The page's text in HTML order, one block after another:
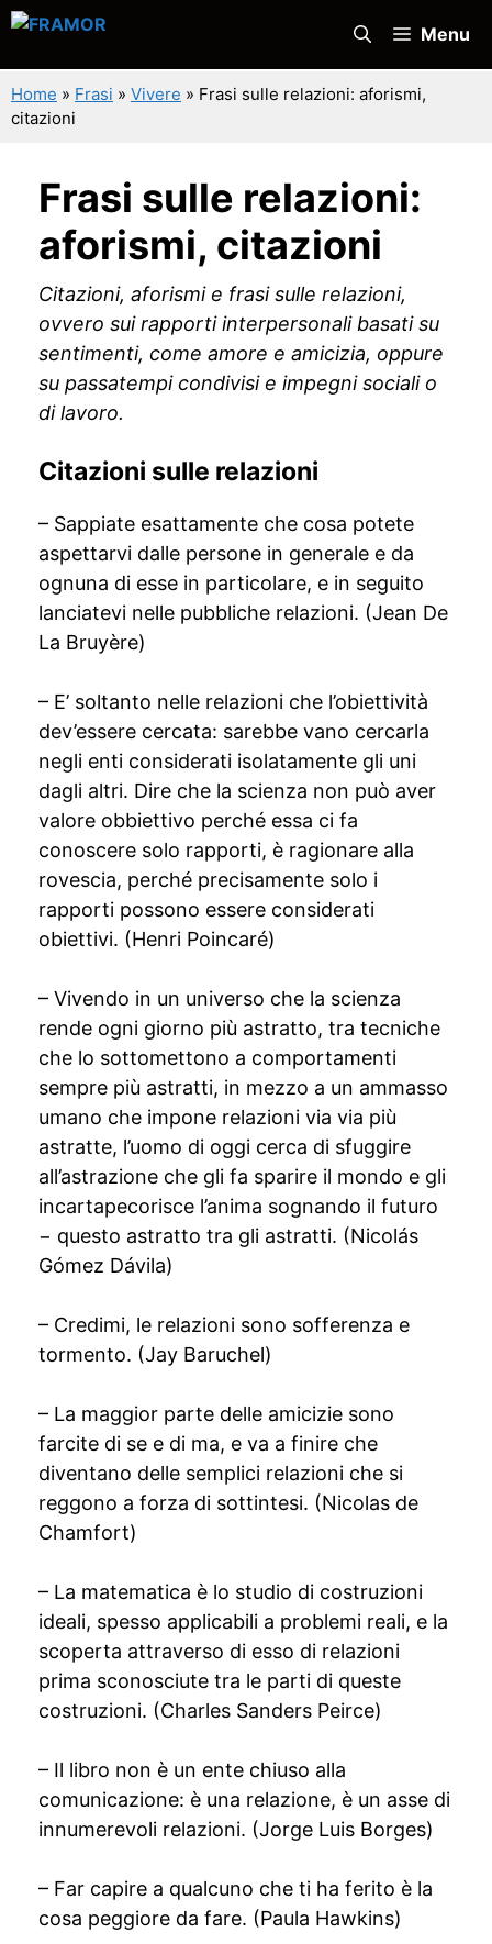
Vai
contenuto
Menu
Home » Frasi » Vivere » Frasi sulle relazioni: aforismi,
citazioni
Frasi sulle relazioni:
aforismi, citazioni
Citazioni, aforismi e frasi sulle relazioni,
ovvero sui rapporti interpersonali basati su
sentimenti, come amore e amicizia, oppure
su passatempi condivisi e impegni sociali o
di lavoro.
Citazioni sulle relazioni
– Sappiate esattamente che cosa potete
aspettarvi dalle persone in generale e da
ognuna di esse in particolare, e in seguito
lanciatevi nelle pubbliche relazioni. (Jean De
La Bruyère)
– E’ soltanto nelle relazioni che l’obiettività
dev’essere cercata: sarebbe vano cercarla
negli enti considerati isolatamente gli uni
dagli altri. Dire che la scienza non può aver
valore obbiettivo perché essa ci fa
conoscere solo rapporti, è ragionare alla
rovescia, perché precisamente solo i
rapporti possono essere considerati
obiettivi. (Henri Poincaré)
– Vivendo in un universo che la scienza
rende ogni giorno più astratto, tra tecniche
che lo sottomettono a comportamenti
sempre più astratti, in mezzo a un ammasso
umano che impone relazioni via via più
astratte, l’uomo di oggi cerca di sfuggire
all’astrazione che gli fa sparire il mondo e gli
incartapecorisce l’anima sognando il futuro
− questo astratto tra gli astratti. (Nicolás
Gómez Dávila)
– Credimi, le relazioni sono sofferenza e
tormento. (Jay Baruchel)
– La maggior parte delle amicizie sono
farcite di se e di ma, e va a finire che
diventano delle semplici relazioni che si
reggono a forza di sottintesi. (Nicolas de
Chamfort)
– La matematica è lo studio di costruzioni
ideali, spesso applicabili a problemi reali, e la
scoperta attraverso di esso di relazioni
prima sconosciute tra le parti di queste
costruzioni. (Charles Sanders Peirce)
– Il libro non è un ente chiuso alla
comunicazione: è una relazione, è un asse di
innumerevoli relazioni. (Jorge Luis Borges)
– Far capire a qualcuno che ti ha ferito è la
cosa peggiore da fare. (Paula Hawkins)